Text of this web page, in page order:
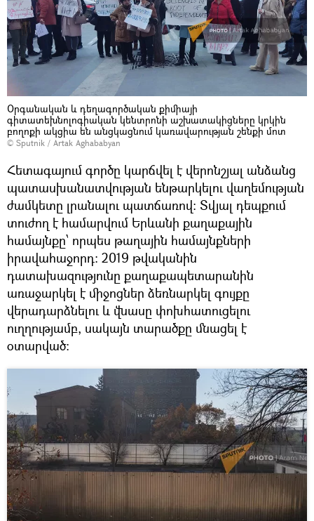
Օրգանական և դեղագործական քիմիայի
գիտատեխնոլոգիական կենտրոնի աշխատակիցները կրկին
բողոքի ակցիա են անցկացնում կառավարության շենքի մոտ
© Sputnik / Artak Aghababyan
Հետագայում գործը կարճվել է վերոնշյալ անձանց
պատասխանատվության ենթարկելու վաղեմության
ժամկետը լրանալու պատճառով։ Տվյալ դեպքում
տուժող է համարվում Երևանի քաղաքային
համայնքը՝ որպես թաղային համայնքների
իրավահաջորդ։ 2019 թվականին
դատախազությունը քաղաքապետարանին
առաջարկել է միջոցներ ձեռնարկել գույքը
վերադարձնելու և վնասը փոխհատուցելու
ուղղությամբ, սակայն տարածքը մնացել է
օտարված։